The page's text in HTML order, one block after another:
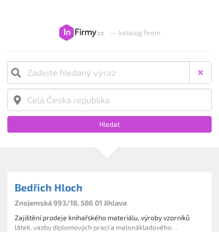
— katalog firem
Hledat
Bedřich Hloch
Znojemská 993/18, 586 01 Jihlava
Zajištění prodeje knihařského materiálu, výroby vzorníků
látek, vazby diplomových prací a malonákladového